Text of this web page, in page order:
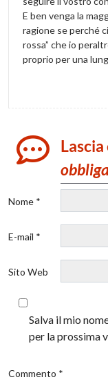
E ben venga la
ragione se perché
rossa” che io
proprio per una
Nome *
E-mail *
Sito Web
Salva il mio
per la prossima
Commento *